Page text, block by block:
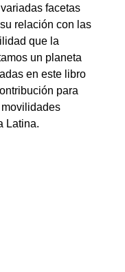
facetas
relación con las
que la
un planeta
en este libro
para
Latina.